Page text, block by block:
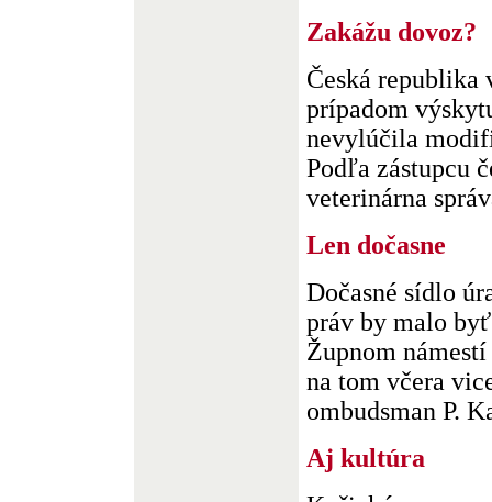
Zakážu dovoz?
Česká republika
prípadom
nevylúčila
Podľa zástupcu
veterinárna
Len dočasne
Dočasné sídlo
práv by malo
Župnom
na tom včera
ombudsman P.
Aj kultúra